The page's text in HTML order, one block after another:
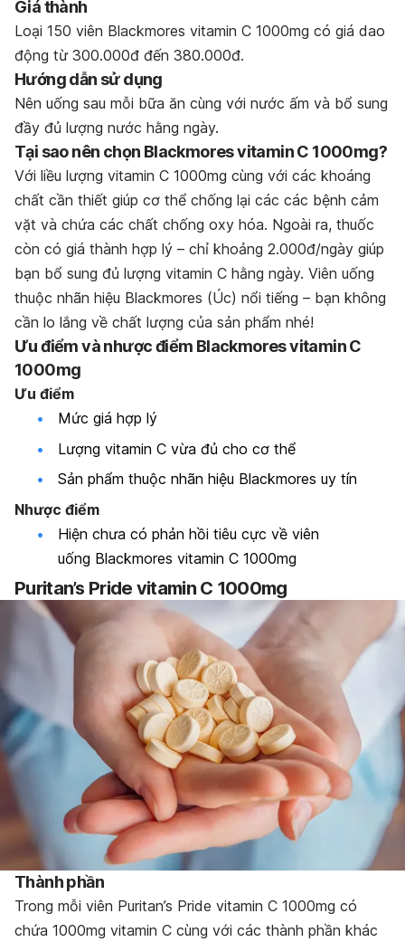
Giá thành
Loại 150 viên Blackmores vitamin C 1000mg có giá dao
động từ 300.000đ đến 380.000đ.
Hướng dẫn sử dụng
Nên uống sau mỗi bữa ăn cùng với nước ấm và bổ sung
đầy đủ lượng nước hằng ngày.
Tại sao nên chọn Blackmores vitamin C 1000mg?
Với liều lượng vitamin C 1000mg cùng với các khoáng
chất cần thiết giúp cơ thể chống lại các các bệnh cảm
vặt và chứa các chất chống oxy hóa. Ngoài ra, thuốc
còn có giá thành hợp lý – chỉ khoảng 2.000đ/ngày giúp
bạn bổ sung đủ lượng vitamin C hằng ngày. Viên uống
thuộc nhãn hiệu Blackmores (Úc) nổi tiếng – bạn không
cần lo lắng về chất lượng của sản phẩm nhé!
Ưu điểm và nhược điểm Blackmores vitamin C
1000mg
Ưu điểm
Mức giá hợp lý
Lượng vitamin C vừa đủ cho cơ thể
Sản phẩm thuộc nhãn hiệu Blackmores uy tín
Nhược điểm
Hiện chưa có phản hồi tiêu cực về viên
uống Blackmores vitamin C 1000mg
Puritan’s Pride vitamin C 1000mg
Thành phần
Trong mỗi viên Puritan’s Pride vitamin C 1000mg có
chứa 1000mg vitamin C cùng với các thành phần khác